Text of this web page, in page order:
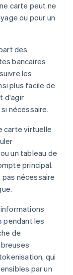
carte peut ne
ou pour un
des
bancaires
les
plus facile de
d'agir
nécessaire.
carte virtuelle
un tableau de
principal.
nécessaire
pendant les
de
qui
par un